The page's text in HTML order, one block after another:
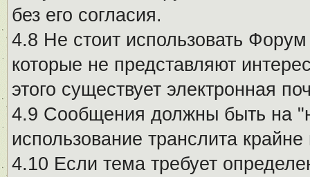
без его согласия.
4.8 Не стоит использовать
которые не представляют
этого существует электронная
4.9 Сообщения должны быть на
использование транслита
4.10 Если тема требует